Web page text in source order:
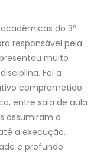
do 3º
responsável pela
muito
Foi a
comprometido
entre sala de aula
assumiram o
a execução,
e profundo